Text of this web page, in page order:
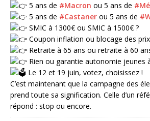
5 ans de #Macron ou 5 ans de
5 ans de #Castaner ou 5 ans de
SMIC à 1300€ ou SMIC à 1500€ ?
Coupon inflation ou blocage des
Retraite à 65 ans ou retraite à 60
Rien ou garantie autonomie jeunes
Le 12 et 19 juin, votez, choisissez !
C’est maintenant que la campagne des
prend toute sa signification. Celle d’un
répond : stop ou encore.